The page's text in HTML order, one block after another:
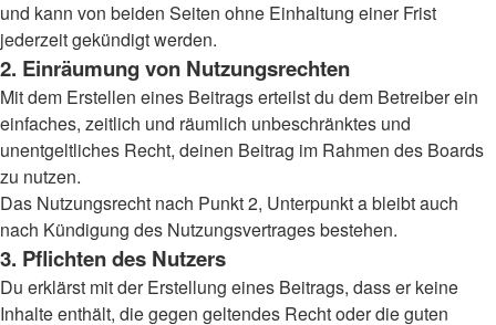
und kann von beiden Seiten ohne Einhaltung einer Frist
jederzeit gekündigt werden.
2. Einräumung von Nutzungsrechten
Mit dem Erstellen eines Beitrags erteilst du dem Betreiber ein
einfaches, zeitlich und räumlich unbeschränktes und
unentgeltliches Recht, deinen Beitrag im Rahmen des Boards
zu nutzen.
Das Nutzungsrecht nach Punkt 2, Unterpunkt a bleibt auch
nach Kündigung des Nutzungsvertrages bestehen.
3. Pflichten des Nutzers
Du erklärst mit der Erstellung eines Beitrags, dass er keine
Inhalte enthält, die gegen geltendes Recht oder die guten